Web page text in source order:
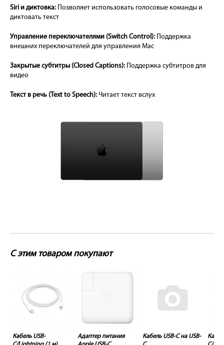
Siri и диктовка: Позволяет использовать голосовые команды и
диктовать текст
Управление переключателями (Switch Control): Поддержка
внешних переключателей для управления Mac
Закрытые субтитры (Closed Captions): Поддержка субтитров для
видео
Текст в речь (Text to Speech): Читает текст вслух
С этим товаром покупают
Кабель USB-
Адаптер питания
Кабель USB-C на USB-